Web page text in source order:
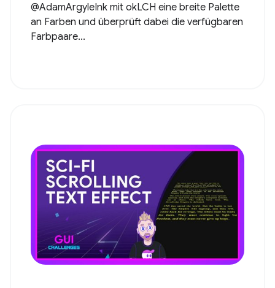
@AdamArgyleInk mit okLCH eine breite Palette
an Farben und überprüft dabei die verfügbaren
Farbpaare...